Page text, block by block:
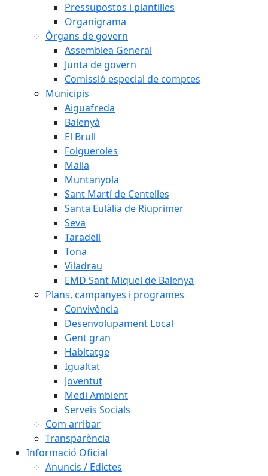
Pressupostos i plantilles
Organigrama
Òrgans de govern
Assemblea General
Junta de govern
Comissió especial de comptes
Municipis
Aiguafreda
Balenyà
El Brull
Folgueroles
Malla
Muntanyola
Sant Martí de Centelles
Santa Eulàlia de Riuprimer
Seva
Taradell
Tona
Viladrau
EMD Sant Miquel de Balenya
Plans, campanyes i programes
Convivència
Desenvolupament Local
Gent gran
Habitatge
Igualtat
Joventut
Medi Ambient
Serveis Socials
Com arribar
Transparència
Informació Oficial
Anuncis / Edictes